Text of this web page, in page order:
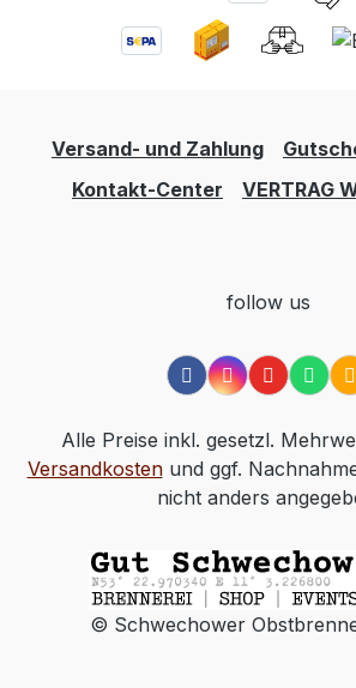
Versand- und Zahlung
Kontakt-Center
VERTRAG
follow us
Alle Preise inkl. gesetzl.
Versandkostenund ggf.
nicht anders
© Schwechower